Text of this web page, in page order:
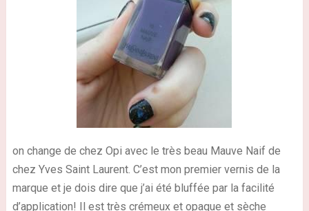
on change de chez Opi avec le très beau Mauve Naif de
chez Yves Saint Laurent. C’est mon premier vernis de la
marque et je dois dire que j’ai été bluffée par la facilité
d’application! Il est très crémeux et opaque et sèche